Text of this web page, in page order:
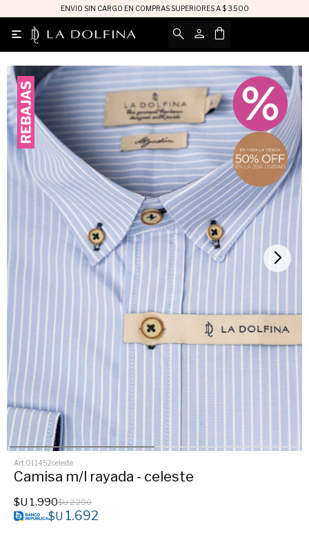
ENVIO SIN CARGO EN COMPRAS SUPERIORES A $ 3.500

011452celeste
Camisa m/l rayada - celeste
$U 1.990$U2.290
$U 1.692